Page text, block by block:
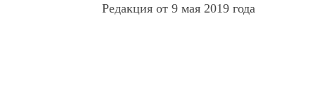
Редакция от 9 мая 2019 года